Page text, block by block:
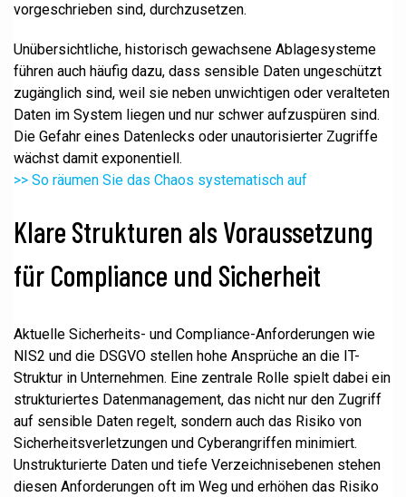
vorgeschrieben sind, durchzusetzen.
Unübersichtliche, historisch gewachsene Ablagesysteme
führen auch häufig dazu, dass sensible Daten ungeschützt
zugänglich sind, weil sie neben unwichtigen oder veralteten
Daten im System liegen und nur schwer aufzuspüren sind.
Die Gefahr eines Datenlecks oder unautorisierter Zugriffe
wächst damit exponentiell.
>> So räumen Sie das Chaos systematisch auf
Klare Strukturen als Voraussetzung
für Compliance und Sicherheit
Aktuelle Sicherheits- und Compliance-Anforderungen wie
NIS2 und die DSGVO stellen hohe Ansprüche an die IT-
Struktur in Unternehmen. Eine zentrale Rolle spielt dabei ein
strukturiertes Datenmanagement, das nicht nur den Zugriff
auf sensible Daten regelt, sondern auch das Risiko von
Sicherheitsverletzungen und Cyberangriffen minimiert.
Unstrukturierte Daten und tiefe Verzeichnisebenen stehen
diesen Anforderungen oft im Weg und erhöhen das Risiko